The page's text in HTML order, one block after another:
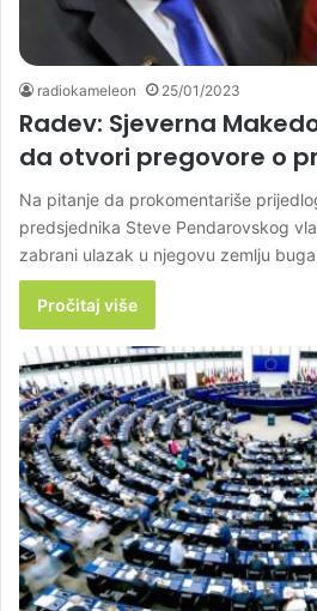
radiokameleon 25/01/2023
Radev: Sjeverna
da otvori pregovore o
Na pitanje da prokomentariše
predsjednika Steve Pendarovskog
zabrani ulazak u njegovu zemlju
Pročitaj više